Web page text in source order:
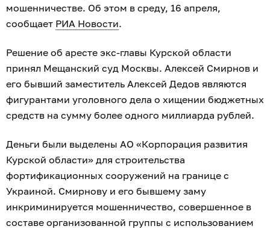
мошенничестве. Об этом в среду, 16 апреля,
сообщает РИА Новости.
Решение об аресте экс-главы Курской области
принял Мещанский суд Москвы. Алексей Смирнов и
его бывший заместитель Алексей Дедов являются
фигурантами уголовного дела о хищении бюджетных
средств на сумму более одного миллиарда рублей.
Деньги были выделены АО «Корпорация развития
Курской области» для строительства
фортификационных сооружений на границе с
Украиной. Смирнову и его бывшему заму
инкриминируется мошенничество, совершенное в
составе организованной группы с использованием